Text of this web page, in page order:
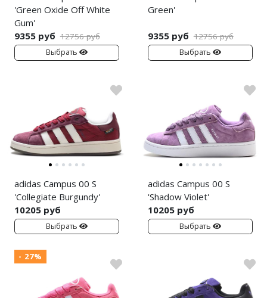
'Green Oxide Off White
Gum'
9355 руб 12756 руб
Выбрать
Green'
9355 руб 12756 руб
Выбрать
adidas Campus 00 S
'Collegiate Burgundy'
10205 руб
Выбрать
adidas Campus 00 S
'Shadow Violet'
10205 руб
Выбрать
- 27%
Nike PG
Nike Kobe